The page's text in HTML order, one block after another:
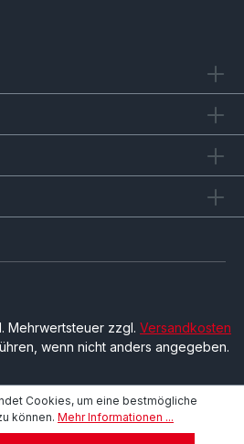
Mehrwertsteuer zzgl. Versandkosten
wenn nicht anders angegeben.
Cookies, um eine bestmögliche
können. Mehr Informationen ...